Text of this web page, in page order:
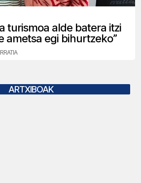
turismoa alde batera itzi
ametsa egi bihurtzeko”
ARTXIBOAK